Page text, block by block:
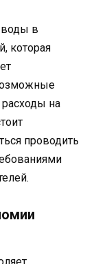
воды в
которая
на
проводить